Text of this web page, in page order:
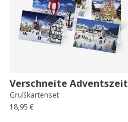
Verschneite Adventszeit
Grußkartenset
18,95 €